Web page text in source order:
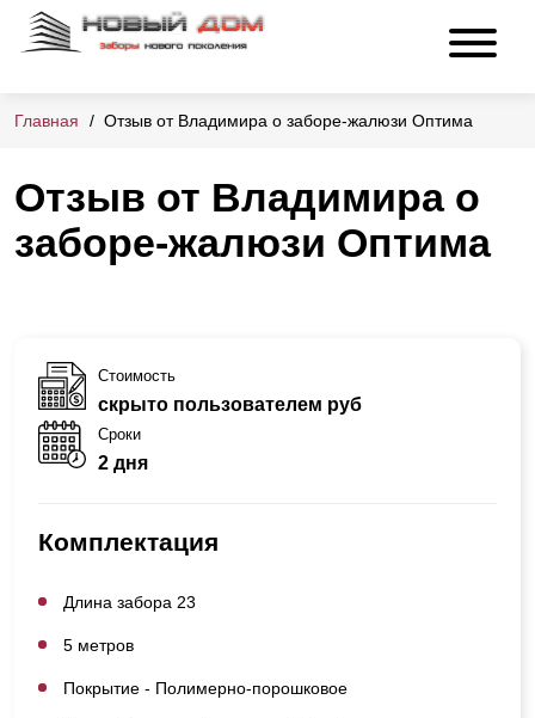
Главная Отзыв от Владимира о заборе-жалюзи Оптима
Отзыв от Владимира о
заборе-жалюзи Оптима
Стоимость
скрыто пользователем руб
Сроки
2 дня
Комплектация
Длина забора 23
5 метров
Покрытие - Полимерно-порошковое